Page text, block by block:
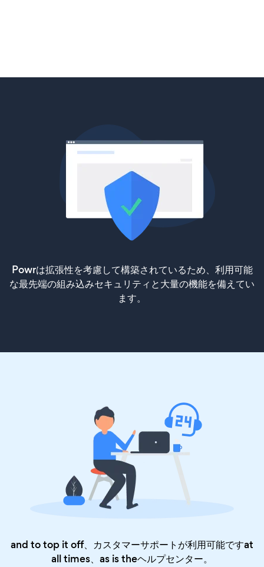
Powrは拡張性を考慮して構築されているため、利用可能
な最先端の組み込みセキュリティと大量の機能を備えてい
ます。
and to top it off、カスタマーサポートが利用可能ですat
all times、as is theヘルプセンター。